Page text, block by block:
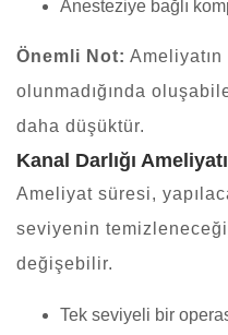
Anesteziye bağlı
Önemli Not:
olunmadığında
daha düşüktür.
Kanal Darlığı
Ameliyat süresi,
seviyenin
değişebilir.
Tek seviyeli bir